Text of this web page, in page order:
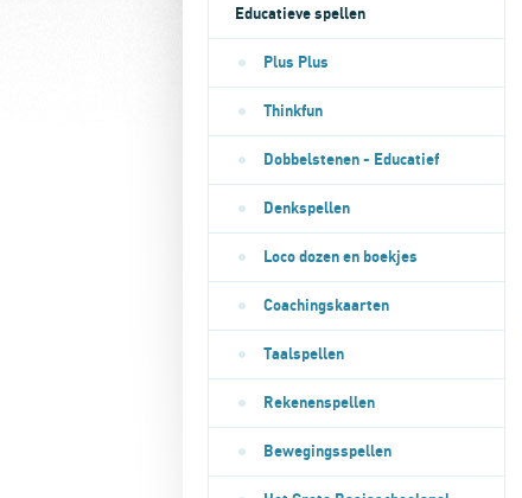
Educatieve spellen
Plus Plus
Thinkfun
Dobbelstenen - Educatief
Denkspellen
Loco dozen en boekjes
Coachingskaarten
Taalspellen
Rekenenspellen
Bewegingsspellen